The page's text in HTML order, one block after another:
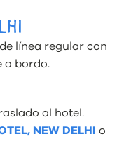
línea regular con
a bordo.
al hotel.
NEW DELHI o